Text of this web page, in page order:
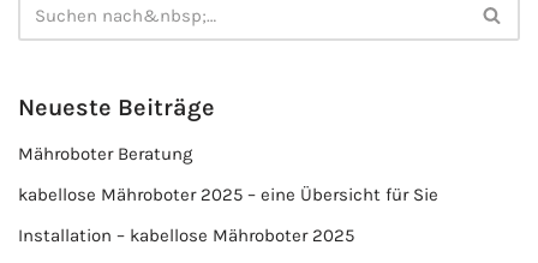
Neueste Beiträge
Mähroboter Beratung
kabellose Mähroboter 2025 – eine Übersicht für Sie
Installation – kabellose Mähroboter 2025